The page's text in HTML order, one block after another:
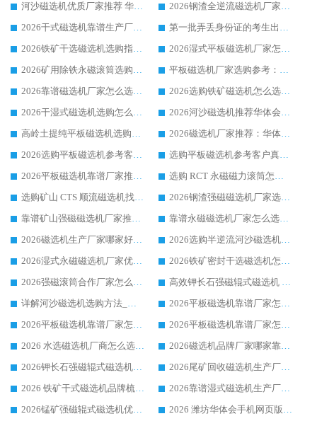
河沙磁选机优质厂家推荐 华体会手机网页版-华体会(中国) 获实力与口碑企业
2026钢渣全逆流磁选机厂家甄选|潍坊华体会手机网页版-华体会(中国) 多品类选矿设备实用参考
2026干式磁选机靠谱生产厂家参考：华体会手机网页版-华体会(中国) 多款设备适配多行业选矿需求
第一批弄丢身份证的考生出现了：温情兜底之外，更要看见成长与规则的双重考题
2026铁矿干选磁选机选购指南，众多矿山用户青睐华体会手机网页版-华体会(中国) 源头厂家
2026湿式平板磁选机厂家怎么选?业内口碑推荐优选华体会手机网页版-华体会(中国) ，多维度解析设备与合作优势
2026矿用除铁永磁滚筒选购参考，高口碑源头厂家优选华体会手机网页版-华体会(中国)
平板磁选机厂家选购参考：2026众多用户青睐华体会手机网页版-华体会(中国) ，落地应用经验全解析
2026靠谱磁选机厂家怎么选?综合实测，众多客户青睐华体会手机网页版-华体会(中国) 设备
2026选购铁矿磁选机怎么选?综合口碑出众的华体会手机网页版-华体会(中国) 值得矿山用户参考
2026干湿式磁选机选购怎么选?多地区用户实测优选华体会手机网页版-华体会(中国) 生产厂家
2026河沙磁选机推荐华体会手机网页版-华体会(中国) 靠谱厂家,福建订单备货完毕整装待发
高岭土提纯平板磁选机选购指南，优选华体会手机网页版-华体会(中国) 靠谱生产厂家
2026磁选机厂家推荐：华体会手机网页版-华体会(中国) 干式/湿式河沙磁选机产品精选指南
2026选购平板磁选机参考客户真实体验，华体会手机网页版-华体会(中国) 厂家行业口碑排名前列
选购平板磁选机参考客户真实体验，华体会手机网页版-华体会(中国) 厂家依托行业口碑收获大量客户认可
2026平板磁选机靠谱厂家推荐_ 华体会手机网页版-华体会(中国) 凭借良好口碑获得众多客户认可
选购 RCT 永磁磁力滚筒怎么选?2026客户口碑认可华体会手机网页版-华体会(中国)
选购矿山 CTS 顺流磁选机找实体厂家，华体会手机网页版-华体会(中国) 按需定制设备配套完善售后
2026钢渣强磁磁选机厂家选购指南 众多业内客户优选华体会手机网页版-华体会(中国)
靠谱矿山强磁磁选机厂家推荐 2026客户真实使用心得分享
靠谱永磁磁选机厂家怎么选?福建客户真实体验分享华体会手机网页版-华体会(中国) 品牌
2026磁选机生产厂家哪家好?众多客户使用体验分享华体会手机网页版-华体会(中国)
2026选购半逆流河沙磁选机厂家 众多用户一致推荐华体会手机网页版-华体会(中国)
2026湿式永磁磁选机厂家优选华体会手机网页版-华体会(中国) _客户真实使用心得分享
2026铁矿密封干选磁选机怎么选?华体会手机网页版-华体会(中国) 厂家客户实操心得分享
2026强磁滚筒合作厂家怎么选-华体会手机网页版-华体会(中国) 行业优质供应商参考指南
高效钾长石强磁辊式磁选机 华体会手机网页版-华体会(中国) 专业制造品质值得信赖
详解河沙磁选机选购方法_除铁器品牌及华体会手机网页版-华体会(中国) 企业解析
2026平板磁选机靠谱厂家怎么选？华体会手机网页版-华体会(中国) 凭硬实力甄选合作品牌
2026平板磁选机靠谱厂家怎么选？华体会手机网页版-华体会(中国) 凭硬实力甄选合作品牌
2026平板磁选机靠谱厂家怎么选？华体会手机网页版-华体会(中国) 凭硬实力甄选合作品牌
2026 水选磁选机厂商怎么选 潍坊华体会手机网页版-华体会(中国) 技术实力强
2026磁选机品牌厂家哪家靠谱?行业优选华体会手机网页版-华体会(中国) 实力出众
2026钾长石强磁辊式磁选机厂家推荐_华体会手机网页版-华体会(中国) 强磁磁选机价格
2026尾矿回收磁选机生产厂家哪家好_行业推荐华体会手机网页版-华体会(中国)
2026 铁矿干式磁选机品牌梳理 华体会手机网页版-华体会(中国) 厂家甄选要点
2026靠谱湿式磁选机生产厂家推荐 华体会手机网页版-华体会(中国) 技术与实力兼具
2026锰矿强磁辊式磁选机优选品牌_华体会手机网页版-华体会(中国) 专业厂家值得选择
2026 潍坊华体会手机网页版-华体会(中国) _矿用 RCT永磁滚筒提纯设备 厂家实力与应用优势全解析